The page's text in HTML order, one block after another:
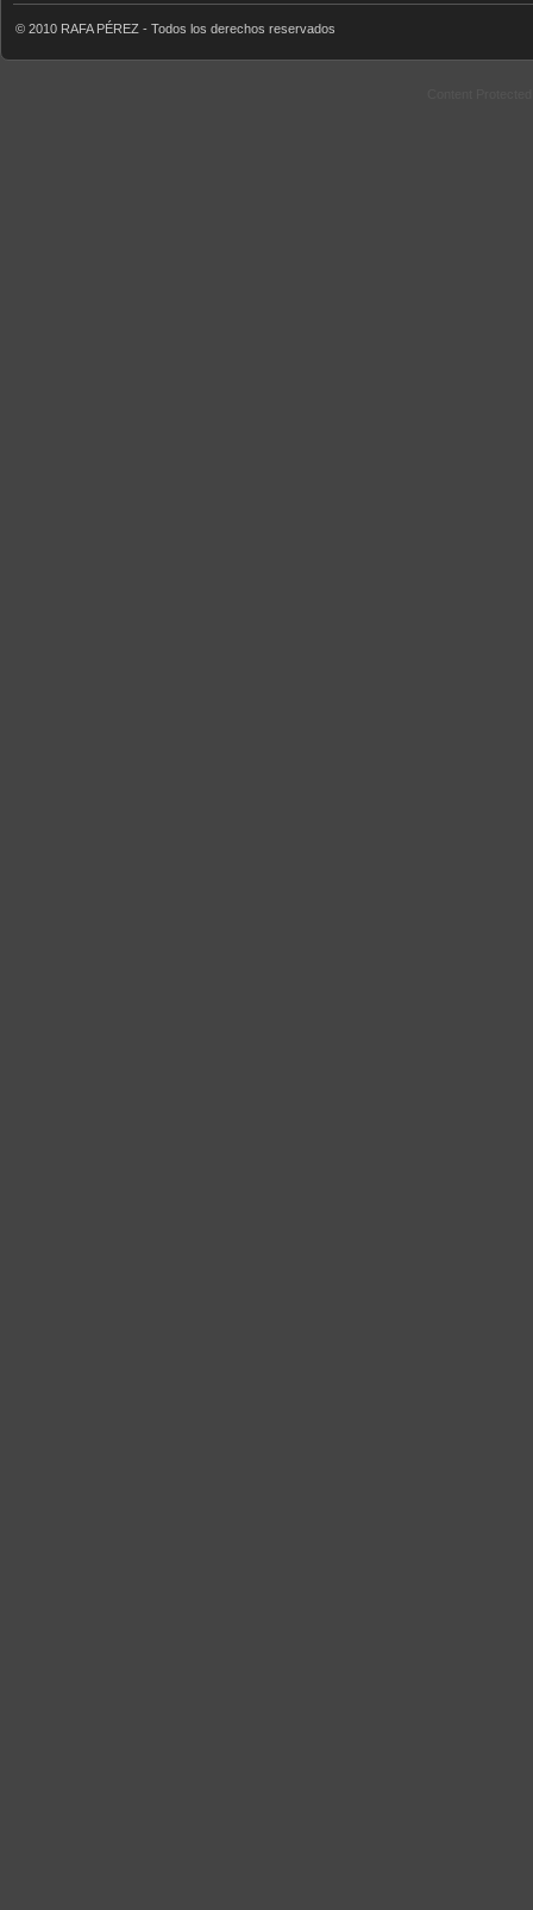
© 2010 RAFA PÉREZ - Todos los derechos reservados